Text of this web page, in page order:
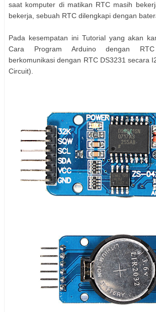
saat komputer di matikan RTC masih
bekerja, sebuah RTC dilengkapi dengan
Pada kesempatan ini Tutorial yang akan
Cara Program Arduino dengan RTC
berkomunikasi dengan RTC DS3231 secara
Circuit).